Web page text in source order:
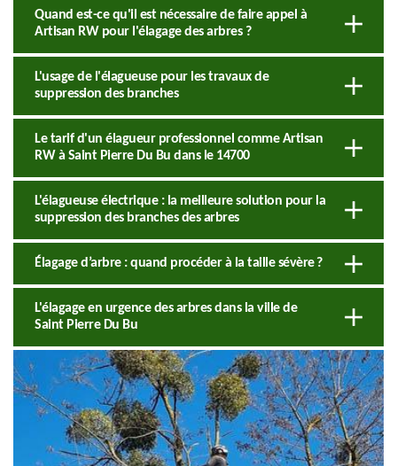
Quand est-ce qu'il est nécessaire de faire appel à
Artisan RW pour l'élagage des arbres ?
L'usage de l'élagueuse pour les travaux de
suppression des branches
Le tarif d'un élagueur professionnel comme Artisan
RW à Saint Pierre Du Bu dans le 14700
L'élagueuse électrique : la meilleure solution pour la
suppression des branches des arbres
Élagage d’arbre : quand procéder à la taille sévère ?
L'élagage en urgence des arbres dans la ville de
Saint Pierre Du Bu